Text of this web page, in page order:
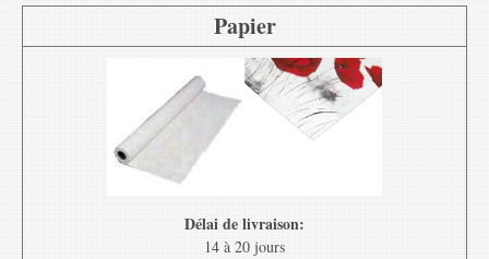
Papier
Délai de livraison:
14 à 20 jours